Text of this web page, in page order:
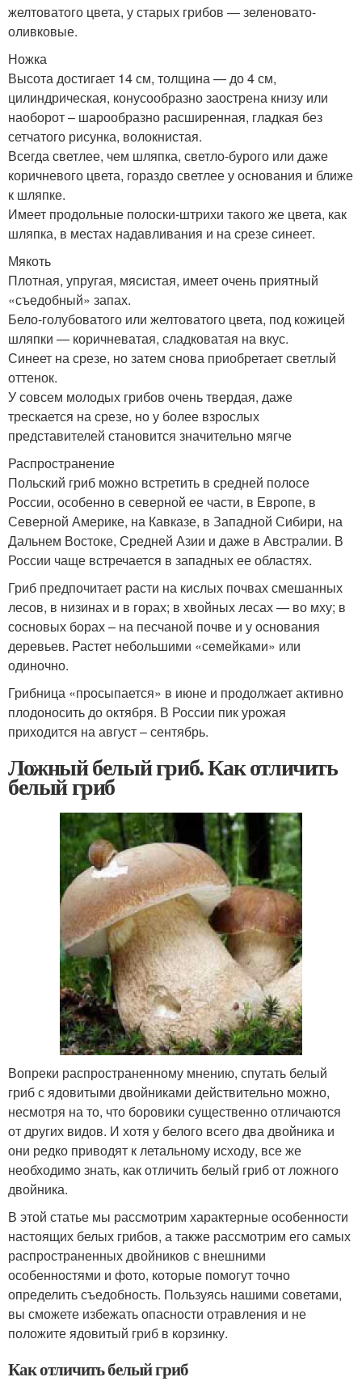
желтоватого цвета, у старых грибов — зеленовато-
оливковые.
Ножка
Высота достигает 14 см, толщина — до 4 см,
цилиндрическая, конусообразно заострена книзу или
наоборот – шарообразно расширенная, гладкая без
сетчатого рисунка, волокнистая.
Всегда светлее, чем шляпка, светло-бурого или даже
коричневого цвета, гораздо светлее у основания и ближе
к шляпке.
Имеет продольные полоски-штрихи такого же цвета, как
шляпка, в местах надавливания и на срезе синеет.
Мякоть
Плотная, упругая, мясистая, имеет очень приятный
«съедобный» запах.
Бело-голубоватого или желтоватого цвета, под кожицей
шляпки — коричневатая, сладковатая на вкус.
Синеет на срезе, но затем снова приобретает светлый
оттенок.
У совсем молодых грибов очень твердая, даже
трескается на срезе, но у более взрослых
представителей становится значительно мягче
Распространение
Польский гриб можно встретить в средней полосе
России, особенно в северной ее части, в Европе, в
Северной Америке, на Кавказе, в Западной Сибири, на
Дальнем Востоке, Средней Азии и даже в Австралии. В
России чаще встречается в западных ее областях.
Гриб предпочитает расти на кислых почвах смешанных
лесов, в низинах и в горах; в хвойных лесах — во мху; в
сосновых борах – на песчаной почве и у основания
деревьев. Растет небольшими «семейками» или
одиночно.
Грибница «просыпается» в июне и продолжает активно
плодоносить до октября. В России пик урожая
приходится на август – сентябрь.
Ложный белый гриб. Как отличить
белый гриб
Вопреки распространенному мнению, спутать белый
гриб с ядовитыми двойниками действительно можно,
несмотря на то, что боровики существенно отличаются
от других видов. И хотя у белого всего два двойника и
они редко приводят к летальному исходу, все же
необходимо знать, как отличить белый гриб от ложного
двойника.
В этой статье мы рассмотрим характерные особенности
настоящих белых грибов, а также рассмотрим его самых
распространенных двойников с внешними
особенностями и фото, которые помогут точно
определить съедобность. Пользуясь нашими советами,
вы сможете избежать опасности отравления и не
положите ядовитый гриб в корзинку.
Как отличить белый гриб